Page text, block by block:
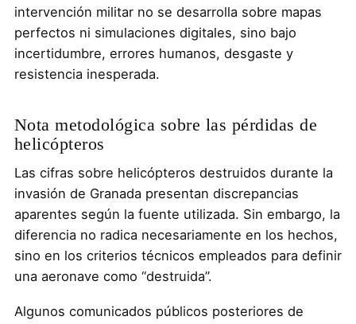
intervención militar no se desarrolla sobre mapas
perfectos ni simulaciones digitales, sino bajo
incertidumbre, errores humanos, desgaste y
resistencia inesperada.
Nota metodológica sobre las pérdidas de
helicópteros
Las cifras sobre helicópteros destruidos durante la
invasión de Granada presentan discrepancias
aparentes según la fuente utilizada. Sin embargo, la
diferencia no radica necesariamente en los hechos,
sino en los criterios técnicos empleados para definir
una aeronave como “destruida”.
Algunos comunicados públicos posteriores de